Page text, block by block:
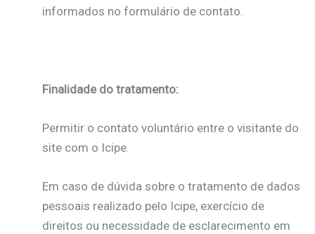
informados no formulário de contato.
Finalidade do tratamento:
Permitir o contato voluntário entre o visitante do
site com o Icipe.
Em caso de dúvida sobre o tratamento de dados
pessoais realizado pelo Icipe, exercício de
direitos ou necessidade de esclarecimento em